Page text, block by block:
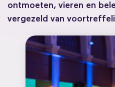
ontmoeten, vieren en
vergezeld van